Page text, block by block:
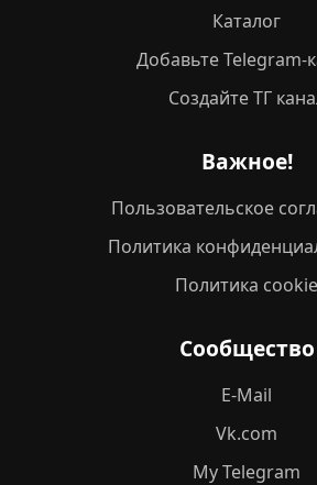
Каталог
Добавьте Telegram-
Создайте ТГ
Важное!
Пользовательское
Политика
Политика cookie
Сообщество
E-Mail
Vk.com
My Telegram